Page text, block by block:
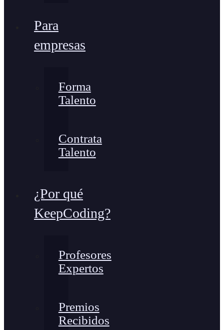
Para
empresas
Forma
Talento
Contrata
Talento
¿Por qué
KeepCoding?
Profesores
Expertos
Premios
Recibidos